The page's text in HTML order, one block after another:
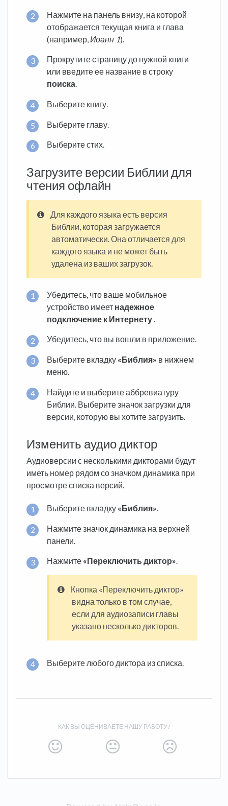
Нажмите на панель внизу, на которой
отображается текущая книга и глава
(например,Иоанн 1).
Прокрутите страницу до нужной книги
или введите ее название в строку
поиска.
Выберите книгу.
Выберите главу.
Выберите стих.
Загрузите версии Библии для
чтения офлайн
Для каждого языка есть версия
Библии, которая загружается
автоматически. Она отличается для
каждого языка и не может быть
удалена из ваших загрузок.
Убедитесь, что ваше мобильное
устройство имеет надежное
подключение к Интернету
Убедитесь, что вы вошли в приложение.
Выберите вкладку «Библия» в нижнем
меню.
Найдите и выберите аббревиатуру
Библии. Выберите значок загрузки для
версии, которую вы хотите загрузить.
Изменить аудио диктор
Аудиоверсии с несколькими дикторами будут
иметь номер рядом со значком динамика при
просмотре списка версий.
Выберите вкладку «Библия».
Нажмите значок динамика на верхней
панели.
Нажмите «Переключить диктор».
Кнопка «Переключить диктор»
видна только в том случае,
если для аудиозаписи главы
указано несколько дикторов.
Выберите любого диктора из списка.
КАК ВЫ ОЦЕНИВАЕТЕ НАШУ РАБОТУ?